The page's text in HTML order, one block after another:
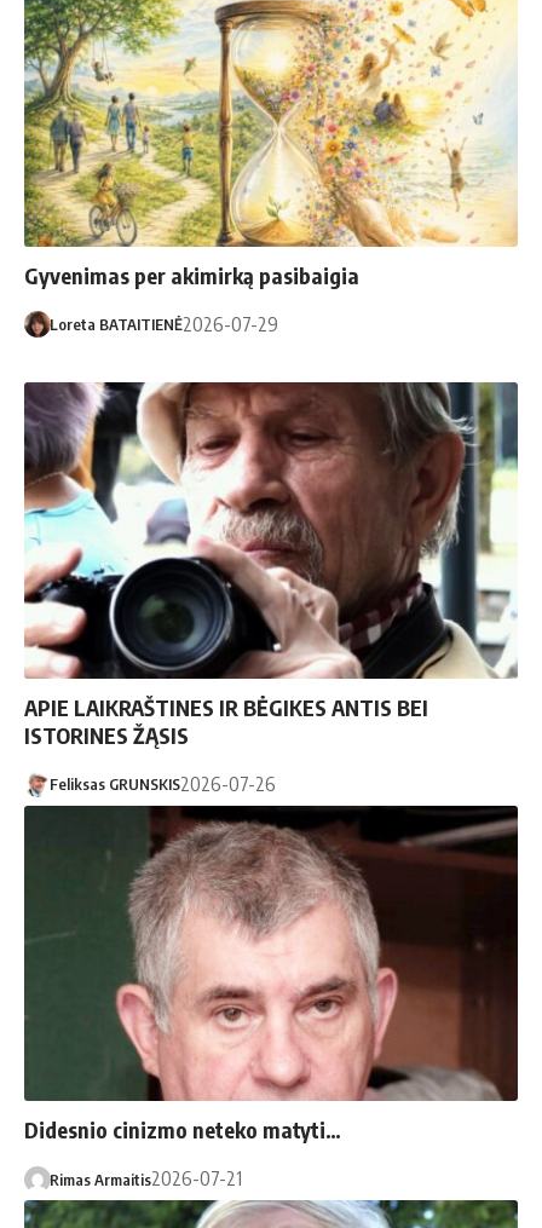
Gyvenimas per akimirką pasibaigia
Loreta BATAITIENĖ2026-07-29
APIE LAIKRAŠTINES IR BĖGIKES ANTIS BEI
ISTORINES ŽĄSIS
Feliksas GRUNSKIS2026-07-26
Didesnio cinizmo neteko matyti…
Rimas Armaitis2026-07-21